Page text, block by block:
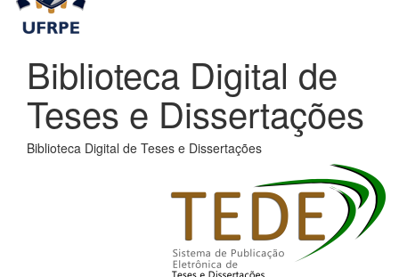
Biblioteca Digital de
Teses e Dissertações
Biblioteca Digital de Teses e Dissertações